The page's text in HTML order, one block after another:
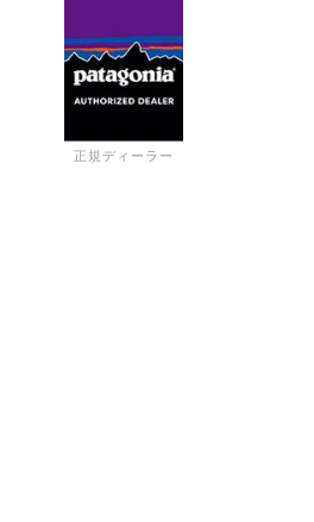
正規ディーラー